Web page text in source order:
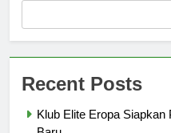
Recent Posts
Klub Elite Eropa